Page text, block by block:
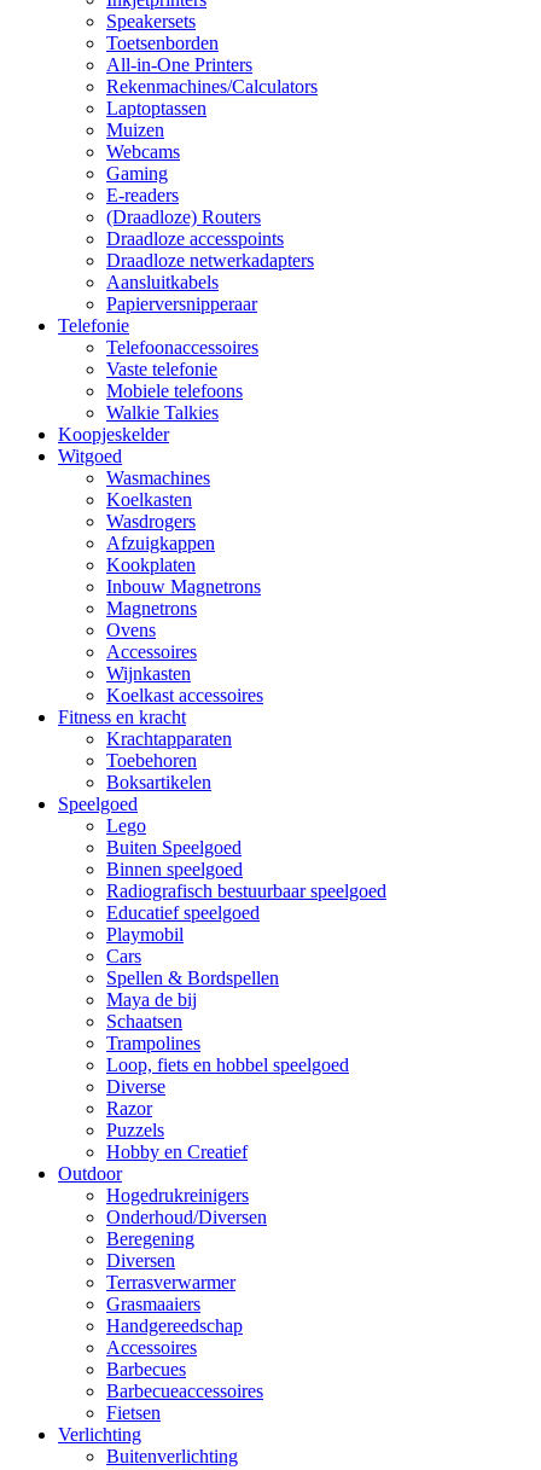
Speakersets
Toetsenborden
All-in-One Printers
Rekenmachines/Calculators
Laptoptassen
Muizen
Webcams
Gaming
E-readers
(Draadloze) Routers
Draadloze accesspoints
Draadloze netwerkadapters
Aansluitkabels
Papierversnipperaar
Telefonie
Telefoonaccessoires
Vaste telefonie
Mobiele telefoons
Walkie Talkies
Koopjeskelder
Witgoed
Wasmachines
Koelkasten
Wasdrogers
Afzuigkappen
Kookplaten
Inbouw Magnetrons
Magnetrons
Ovens
Accessoires
Wijnkasten
Koelkast accessoires
Fitness en kracht
Krachtapparaten
Toebehoren
Boksartikelen
Speelgoed
Lego
Buiten Speelgoed
Binnen speelgoed
Radiografisch bestuurbaar speelgoed
Educatief speelgoed
Playmobil
Cars
Spellen & Bordspellen
Maya de bij
Schaatsen
Trampolines
Loop, fiets en hobbel speelgoed
Diverse
Razor
Puzzels
Hobby en Creatief
Outdoor
Hogedrukreinigers
Onderhoud/Diversen
Beregening
Diversen
Terrasverwarmer
Grasmaaiers
Handgereedschap
Accessoires
Barbecues
Barbecueaccessoires
Fietsen
Verlichting
Buitenverlichting